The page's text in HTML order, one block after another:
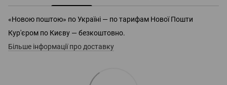
«Новою поштою» по Україні — по тарифам Нової Пошти
Кур'єром по Києву — безкоштовно.
Більше інформації про доставку